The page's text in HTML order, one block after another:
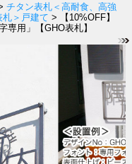
チタン表札＜高耐食、高強
＞戸建て > 【10%OFF】
用」【GHO表札】